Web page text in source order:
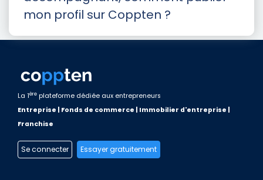
mon profil sur Coppten ?
La 1ère plateforme dédiée aux entrepreneurs
Entreprise | Fonds de commerce | Immobilier d'entreprise |
Franchise
Se connecter Essayer gratuitement